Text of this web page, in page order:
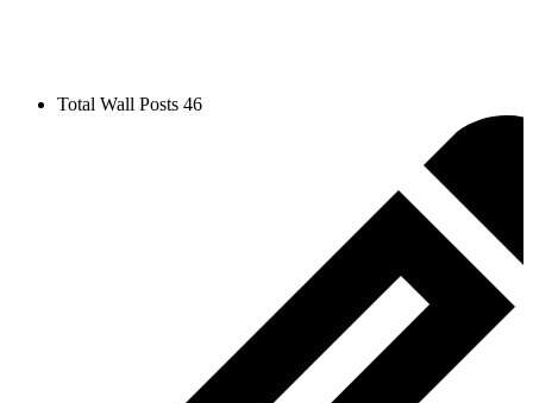
Total Wall Posts 46